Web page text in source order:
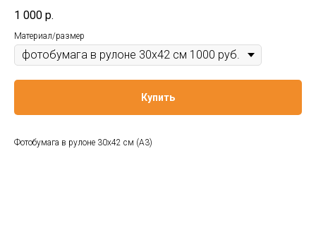
1 000 р.
Материал/размер
Купить
Фотобумага в рулоне 30x42 см (A3)